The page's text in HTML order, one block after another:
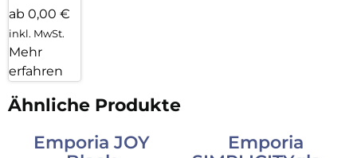
ab 0,00 €
inkl. MwSt.
Mehr
erfahren
Ähnliche Produkte
Emporia JOY
Emporia